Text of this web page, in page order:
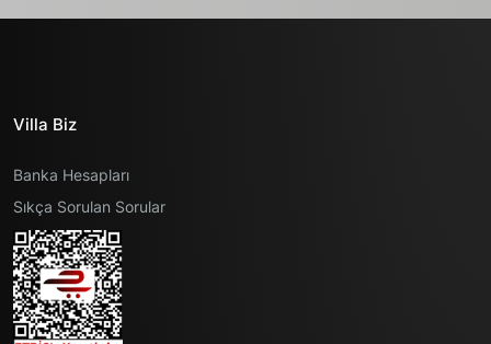
Villa Biz
Banka Hesapları
Sıkça Sorulan Sorular